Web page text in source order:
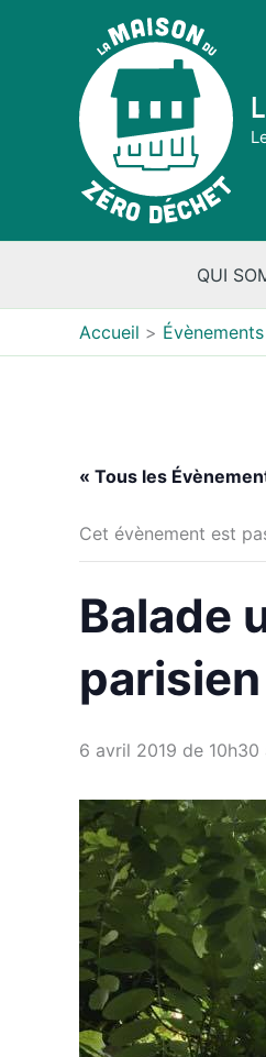
QUI
Accueil Évènements
« Tous les
Cet évènement est
Balade
6 avril 2019 de 10h30